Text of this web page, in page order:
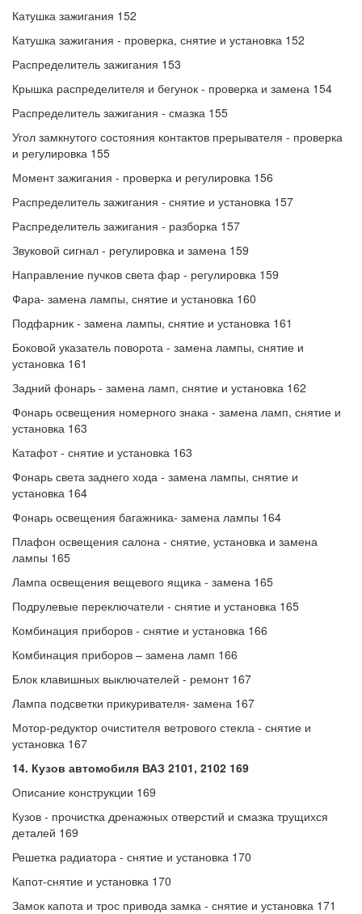
Катушка зажигания 152
Катушка зажигания - проверка, снятие и установка 152
Распределитель зажигания 153
Крышка распределителя и бегунок - проверка и замена 154
Распределитель зажигания - смазка 155
Угол замкнутого состояния контактов прерывателя - проверка
и регулировка 155
Момент зажигания - проверка и регулировка 156
Распределитель зажигания - снятие и установка 157
Распределитель зажигания - разборка 157
Звуковой сигнал - регулировка и замена 159
Направление пучков света фар - регулировка 159
Фара- замена лампы, снятие и установка 160
Подфарник - замена лампы, снятие и установка 161
Боковой указатель поворота - замена лампы, снятие и
установка 161
Задний фонарь - замена ламп, снятие и установка 162
Фонарь освещения номерного знака - замена ламп, снятие и
установка 163
Катафот - снятие и установка 163
Фонарь света заднего хода - замена лампы, снятие и
установка 164
Фонарь освещения багажника- замена лампы 164
Плафон освещения салона - снятие, установка и замена
лампы 165
Лампа освещения вещевого ящика - замена 165
Подрулевые переключатели - снятие и установка 165
Комбинация приборов - снятие и установка 166
Комбинация приборов – замена ламп 166
Блок клавишных выключателей - ремонт 167
Лампа подсветки прикуривателя- замена 167
Мотор-редуктор очистителя ветрового стекла - снятие и
установка 167
14. Кузов автомобиля ВАЗ 2101, 2102 169
Описание конструкции 169
Кузов - прочистка дренажных отверстий и смазка трущихся
деталей 169
Решетка радиатора - снятие и установка 170
Капот-снятие и установка 170
Замок капота и трос привода замка - снятие и установка 171